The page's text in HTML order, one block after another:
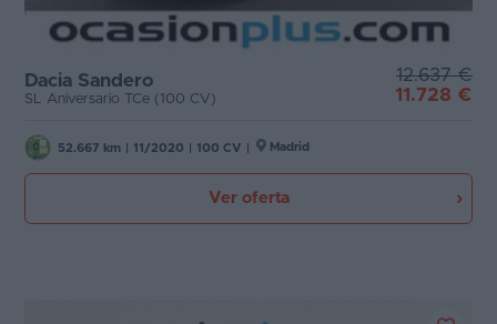
Dacia Sandero
SL Aniversario TCe (100 CV)
12.637 €
11.728 €
52.667 km 11/2020 100 CV Madrid
Ver oferta